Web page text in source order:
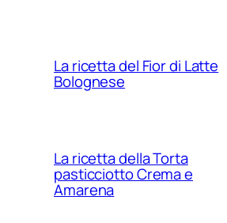
La ricetta del Fior di Latte
Bolognese
La ricetta della Torta
pasticciotto Crema e
Amarena